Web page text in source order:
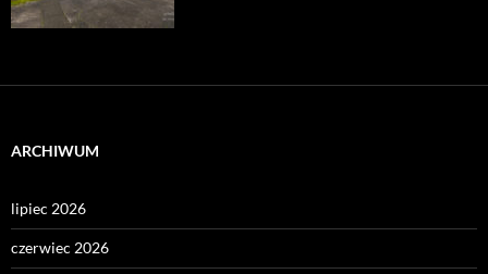
ARCHIWUM
lipiec 2026
czerwiec 2026